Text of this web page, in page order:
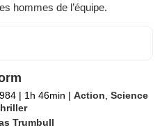
hommes de l’équipe.
| 1h 46min | Action ,Science
Trumbull